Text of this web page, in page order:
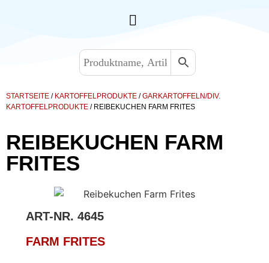
STARTSEITE / KARTOFFELPRODUKTE /GARKARTOFFELN/DIV.
KARTOFFELPRODUKTE / REIBEKUCHEN FARM FRITES
REIBEKUCHEN FARM
FRITES
ART-NR. 4645
FARM FRITES